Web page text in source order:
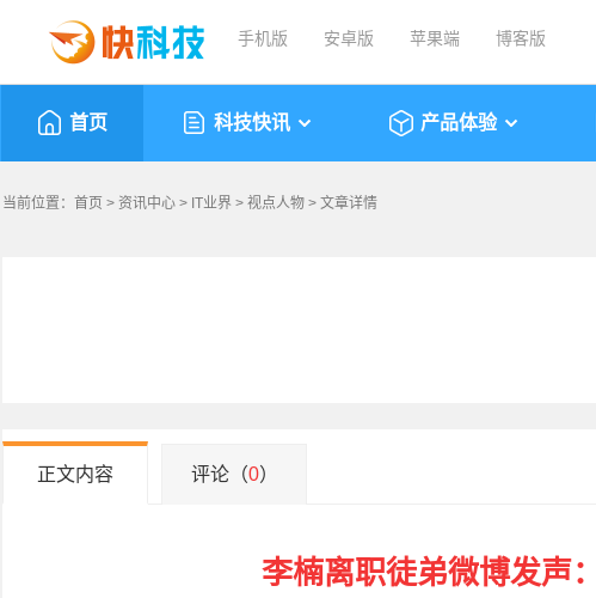
手机版 安卓版 苹果端 博客版
首页 科技快讯 产品体验
当前位置： 首页 > 资讯中心 > IT业界 > 视点人物 > 文章详情
正文内容 评论（0）
李楠离职徒弟微博发声